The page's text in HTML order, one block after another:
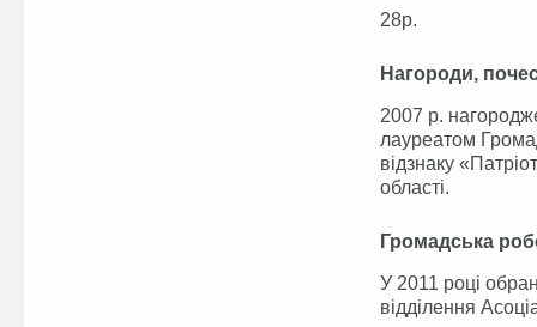
28р.
Нагороди,
2007 р.
лауреатом
відзнаку
області.
Громадська
У 2011 році
відділення